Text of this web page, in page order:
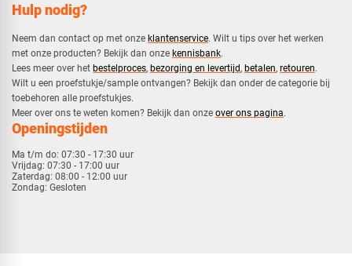
Hulp nodig?
Neem dan contact op met onze klantenservice. Wilt u tips over het werken
met onze producten? Bekijk dan onze kennisbank.
​Lees meer over het bestelproces, bezorging en levertijd, betalen, retouren.​
​Wilt u een proefstukje/sample ontvangen? Bekijk dan onder de categorie bij
toebehoren alle proefstukjes.
​​Meer over ons te weten komen? Bekijk dan onze over ons pagina.
Openingstijden
Ma t/m do: 07:30 - 17:30 uur
Vrijdag: 07:30 - 17:00 uur
Zaterdag: 08:00 - 12:00 uur
Zondag: Gesloten